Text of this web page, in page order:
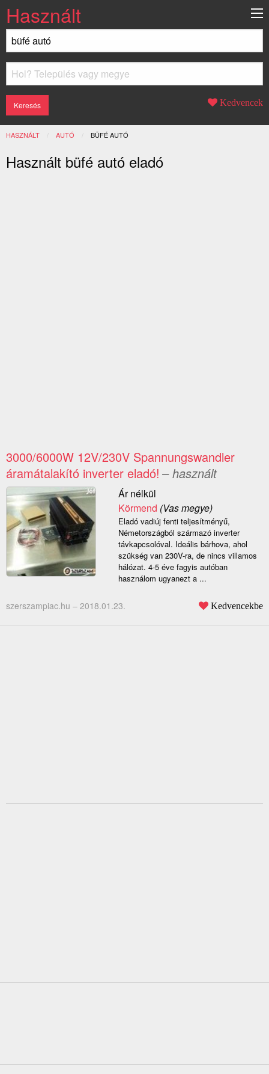
Használt
Kedvencek
HASZNÁLT AUTÓ JELENLEGI:
BÜFÉ AUTÓ
Használt büfé autó eladó
3000/6000W 12V/230V Spannungswandler
áramátalakító inverter eladó! – használt
Ár nélkül
Körmend (Vas megye)
Eladó vadiúj fenti teljesítményű,
Németországból származó inverter
távkapcsolóval. Ideális bárhova, ahol
szükség van 230V-ra, de nincs villamos
hálózat. 4-5 éve fagyis autóban
használom ugyanezt a ...
szerszampiac.hu – 2018.01.23. Kedvencekbe